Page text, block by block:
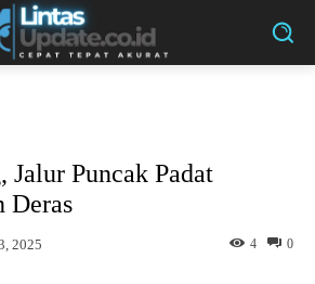
Jalur Puncak Padat
Deras
2025 0
4